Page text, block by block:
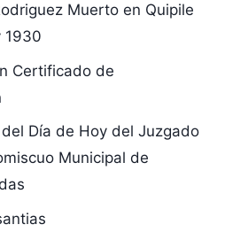
Muerto en Quipile
1930
Certificado de
Día de Hoy del Juzgado
Municipal de